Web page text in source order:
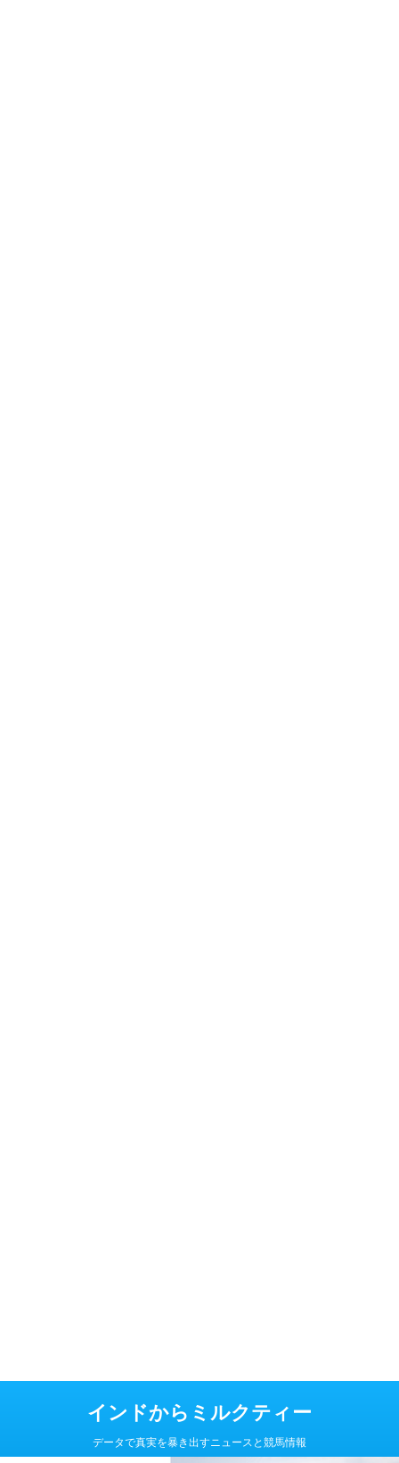
インドからミルクティー
データで真実を暴き出すニュースと競馬情報